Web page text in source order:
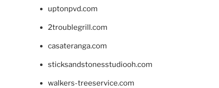
uptonpvd.com
2troublegrill.com
casateranga.com
sticksandstonesstudiooh.com
walkers-treeservice.com